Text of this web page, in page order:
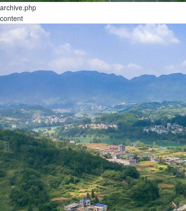
archive.php
content